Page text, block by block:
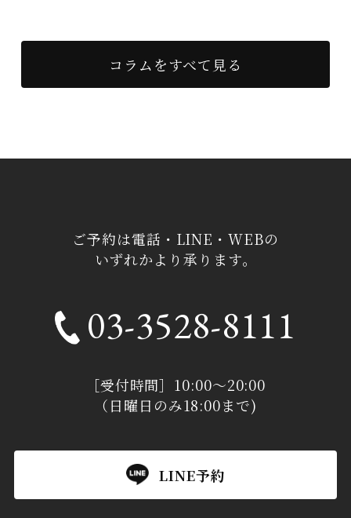
コラムをすべて見る
ご予約は電話・LINE・WEBの
いずれかより承ります。
03-3528-8111
［受付時間］10:00～20:00
（日曜日のみ18:00まで)
LINE予約